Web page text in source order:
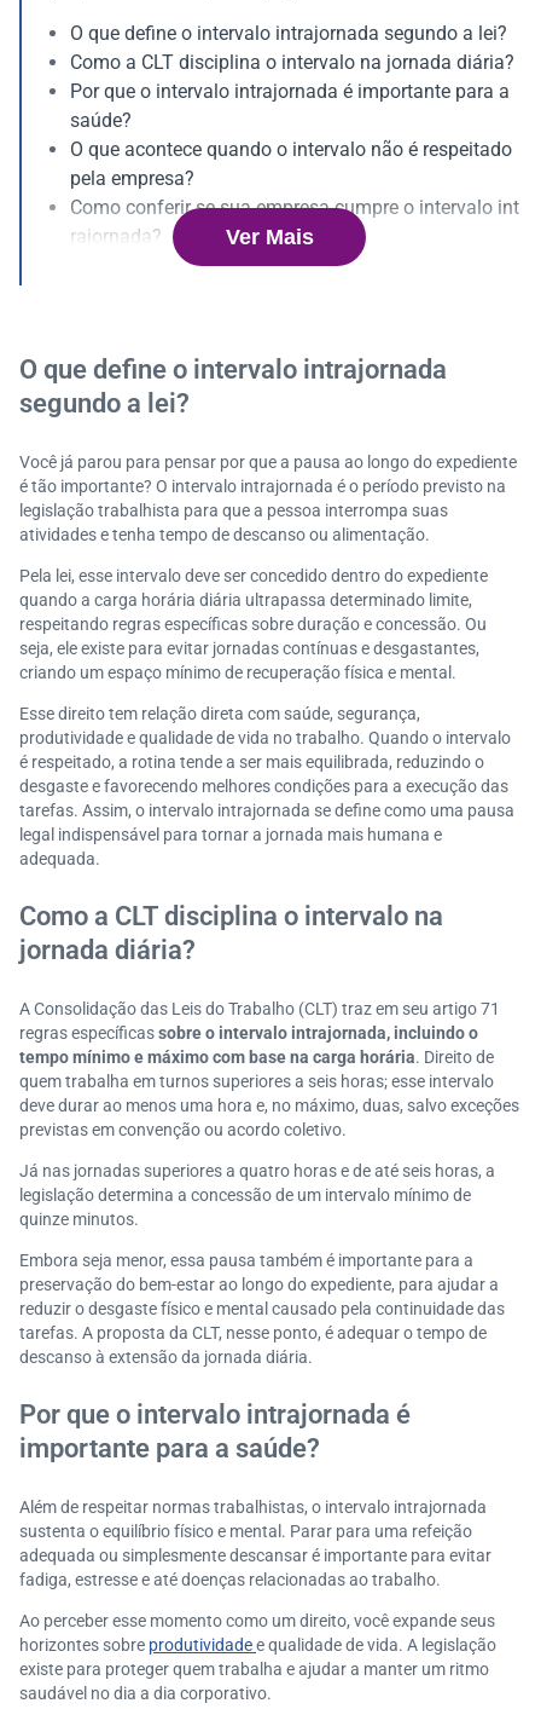
O que define o intervalo intrajornada segundo a lei?
Como a CLT disciplina o intervalo na jornada diária?
Por que o intervalo intrajornada é importante para a
saúde?
O que acontece quando o intervalo não é respeitado
pela empresa?
Como conferir se sua empresa cumpre o intervalo int
rajornada?
Como agir se o intervalo intrajornada não é respeitad
idades de trabalho?
Qual é a importância de respeitar o intervalo intrajorn
ada?
s!
Ver Mais
O que define o intervalo intrajornada
segundo a lei?
Você já parou para pensar por que a pausa ao longo do expediente
é tão importante? O intervalo intrajornada é o período previsto na
legislação trabalhista para que a pessoa interrompa suas
atividades e tenha tempo de descanso ou alimentação.
Pela lei, esse intervalo deve ser concedido dentro do expediente
quando a carga horária diária ultrapassa determinado limite,
respeitando regras específicas sobre duração e concessão. Ou
seja, ele existe para evitar jornadas contínuas e desgastantes,
criando um espaço mínimo de recuperação física e mental.
Esse direito tem relação direta com saúde, segurança,
produtividade e qualidade de vida no trabalho. Quando o intervalo
é respeitado, a rotina tende a ser mais equilibrada, reduzindo o
desgaste e favorecendo melhores condições para a execução das
tarefas. Assim, o intervalo intrajornada se define como uma pausa
legal indispensável para tornar a jornada mais humana e
adequada.
Como a CLT disciplina o intervalo na
jornada diária?
A Consolidação das Leis do Trabalho (CLT) traz em seu artigo 71
regras específicassobre o intervalo intrajornada, incluindo o
tempo mínimo e máximo com base na carga horária. Direito de
quem trabalha em turnos superiores a seis horas; esse intervalo
deve durar ao menos uma hora e, no máximo, duas, salvo exceções
previstas em convenção ou acordo coletivo.
Já nas jornadas superiores a quatro horas e de até seis horas, a
legislação determina a concessão de um intervalo mínimo de
quinze minutos.
Embora seja menor, essa pausa também é importante para a
preservação do bem-estar ao longo do expediente, para ajudar a
reduzir o desgaste físico e mental causado pela continuidade das
tarefas. A proposta da CLT, nesse ponto, é adequar o tempo de
descanso à extensão da jornada diária.
Por que o intervalo intrajornada é
importante para a saúde?
Além de respeitar normas trabalhistas, o intervalo intrajornada
sustenta o equilíbrio físico e mental. Parar para uma refeição
adequada ou simplesmente descansar é importante para evitar
fadiga, estresse e até doenças relacionadas ao trabalho.
Ao perceber esse momento como um direito, você expande seus
horizontes sobre produtividadee qualidade de vida. A legislação
existe para proteger quem trabalha e ajudar a manter um ritmo
saudável no dia a dia corporativo.